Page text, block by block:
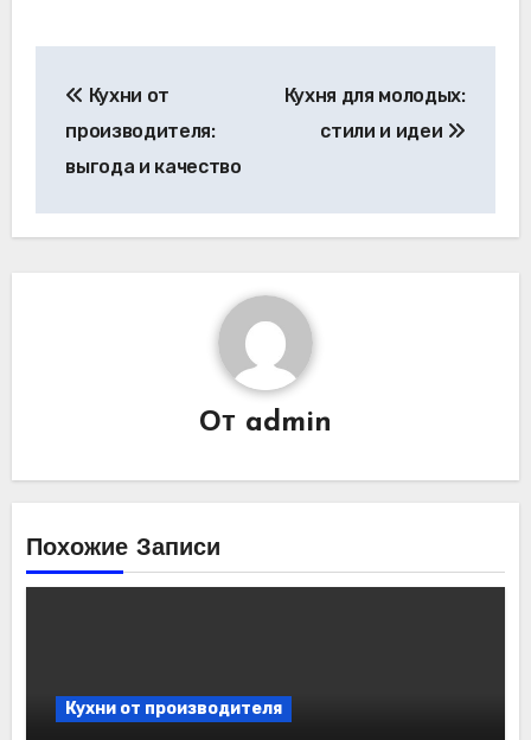
по
записям
Кухни от
производителя:
выгода и качество
Кухня для молодых:
стили и идеи
От admin
Похожие Записи
Кухни от производителя